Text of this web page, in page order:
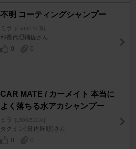
不明 コーティングシャンプー
ミラ [L500/510系]
部長代理補佐さん
0
0
CAR MATE / カーメイト 本当に
よく落ちる水アカシャンプー
ミラ [L500/510系]
タクミン(旧:内匠頭)さん
0
0